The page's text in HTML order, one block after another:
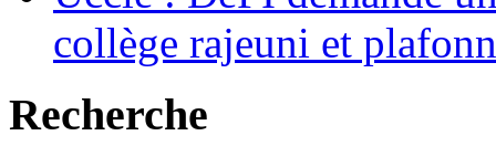
collège rajeuni et
Recherche